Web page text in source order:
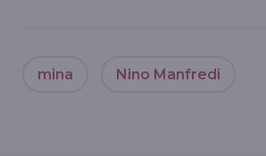
mina Nino Manfredi